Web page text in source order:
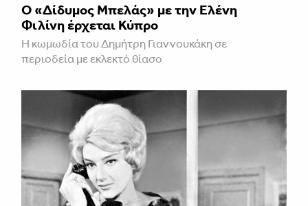
Ο «Δίδυμος Μπελάς» με την Ελένη
Φιλίνη έρχεται Κύπρο
Η κωμωδία του Δημήτρη Γιαννουκάκη σε
περιοδεία με εκλεκτό θίασο